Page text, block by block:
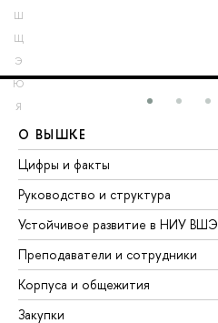
Ш
Щ
Э
Ю
Я
О ВЫШКЕ
Цифры и факты
Руководство и структура
Устойчивое развитие в НИУ ВШЭ
Преподаватели и сотрудники
Корпуса и общежития
Закупки